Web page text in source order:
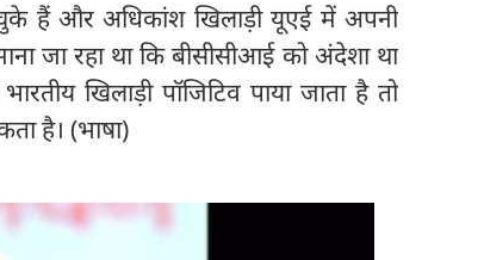
चुके हैं और अधिकांश खिलाड़ी यूएई में अपनी
जा रहा था कि बीसीसीआई को अंदेशा था
खिलाड़ी पॉजिटिव पाया जाता है तो
है। (भाषा)